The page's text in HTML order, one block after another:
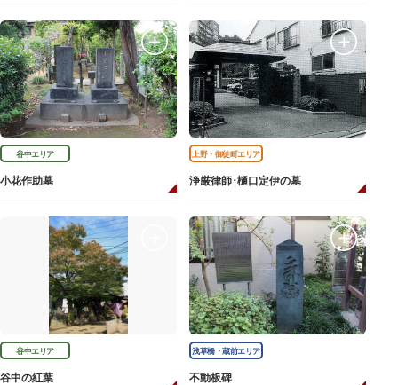
谷中エリア
小花作助墓
上野・御徒町エリア
浄厳律師･樋口定伊の墓
谷中エリア
谷中の紅葉
浅草橋・蔵前エリア
不動板碑